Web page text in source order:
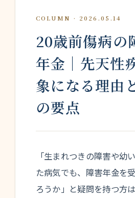
COLUMN · 2026.05.14
20歳前傷病の
年金｜先天性
象になる理由
の要点
「生まれつきの障害や幼
た病気でも、障害年金を
ろうか」と疑問を持つ方